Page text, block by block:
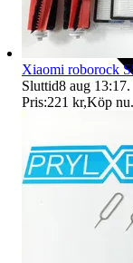
Ersättning om
Xiaomi roborock
Sluttid8 aug 13:17.
Pris:221 kr,Köp nu.